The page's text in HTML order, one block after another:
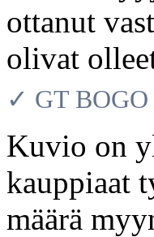
ottanut
olivat
✓ GT BOGO
Kuvio on
kauppiaat
määrä